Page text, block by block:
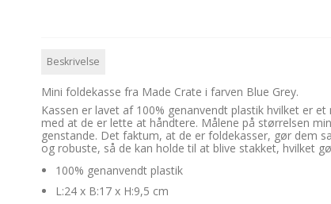
Beskrivelse
Mini foldekasse fra Made Crate i farven Blue Grey.
Kassen er lavet af 100% genanvendt plastik hvilket er
med at de er lette at håndtere. Målene på størrelsen
genstande. Det faktum, at de er foldekasser, gør dem
og robuste, så de kan holde til at blive stakket, hvilket
100% genanvendt plastik
L:24 x B:17 x H:9,5 cm